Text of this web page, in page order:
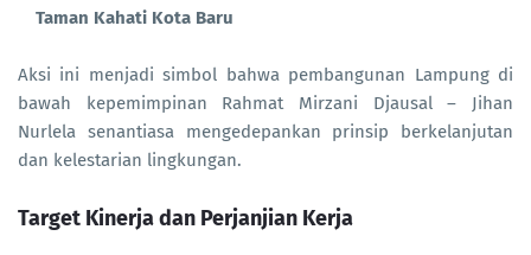
Taman Kahati Kota Baru
Aksi ini menjadi simbol bahwa pembangunan Lampung di
bawah kepemimpinan Rahmat Mirzani Djausal – Jihan
Nurlela senantiasa mengedepankan prinsip berkelanjutan
dan kelestarian lingkungan.
Target Kinerja dan Perjanjian Kerja